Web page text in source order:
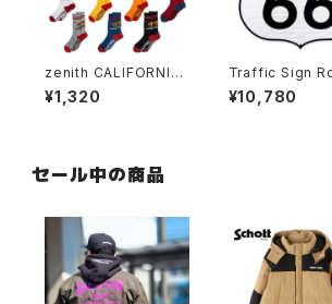
zenith CALIFORNIA
GRIZZLY SOCKS
¥1,320
Traffic Sign
6
¥10,780
セール中の商品